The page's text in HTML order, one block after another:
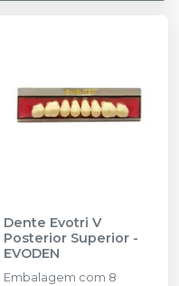
Dente Evotri V
Posterior Superior -
EVODEN
Embalagem com 8